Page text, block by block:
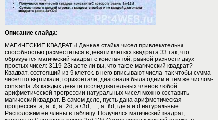
Описание слайда:
МАГИЧЕСКИЕ КВАДРАТЫ Данная стайка чисел привлекательна
способностью разместиться в девяти клетках квадрата 33 так, что
образуется магический квадрат с константой, равной разности двух
простых чисел: 3119-2Знаете ли вы, что такое магический квадрат?
Квадрат, состоящий из 9 клеток, в него вписывают числа, так чтобы сумма
чисел по вертикали, горизонтали, диагонали была одним и тем же числом-
constanta.Из каждых девяти последовательных членов любой
арифметической прогрессии натуральных чисел можно составить
магический квадрат. В самом деле, пусть дана арифметическая
прогрессия: a, a+d, a+2d, a+3d, …, a+8d, где a и d натуральные.
Расположим её члены в таблицу. Получился магический квадрат,